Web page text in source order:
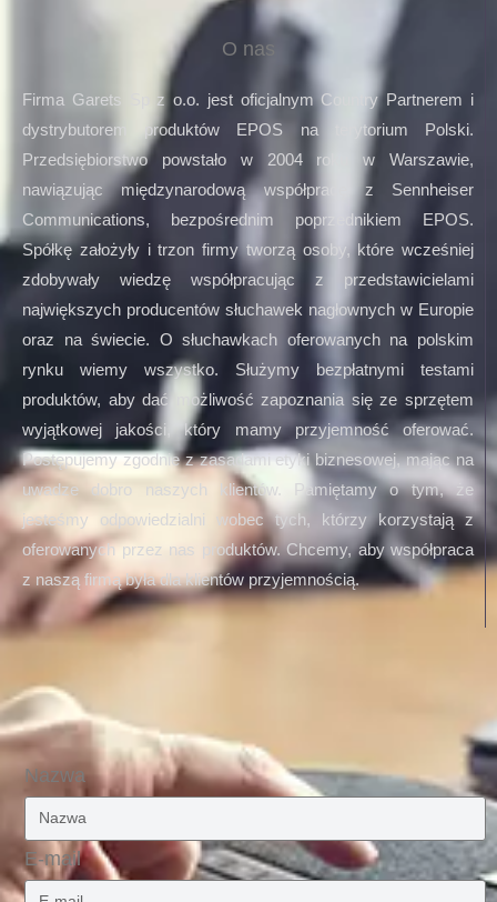
O nas
Firma Garets Sp z o.o. jest oficjalnym Country Partnerem i
dystrybutorem produktów EPOS na terytorium Polski.
Przedsiębiorstwo powstało w 2004 roku w Warszawie,
nawiązując międzynarodową współpracę z Sennheiser
Communications, bezpośrednim poprzednikiem EPOS.
Spółkę założyły i trzon firmy tworzą osoby, które wcześniej
zdobywały wiedzę współpracując z przedstawicielami
największych producentów słuchawek nagłownych w Europie
oraz na świecie. O słuchawkach oferowanych na polskim
rynku wiemy wszystko. Służymy bezpłatnymi testami
produktów, aby dać możliwość zapoznania się ze sprzętem
wyjątkowej jakości, który mamy przyjemność oferować.
Postępujemy zgodnie z zasadami etyki biznesowej, mając na
uwadze dobro naszych klientów. Pamiętamy o tym, że
jesteśmy odpowiedzialni wobec tych, którzy korzystają z
oferowanych przez nas produktów. Chcemy, aby współpraca
z naszą firmą była dla klientów przyjemnością.
Nazwa
E-mail